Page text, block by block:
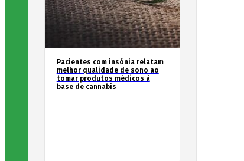
Pacientes com insónia relatam
melhor qualidade de sono ao
tomar produtos médicos à
base de cannabis